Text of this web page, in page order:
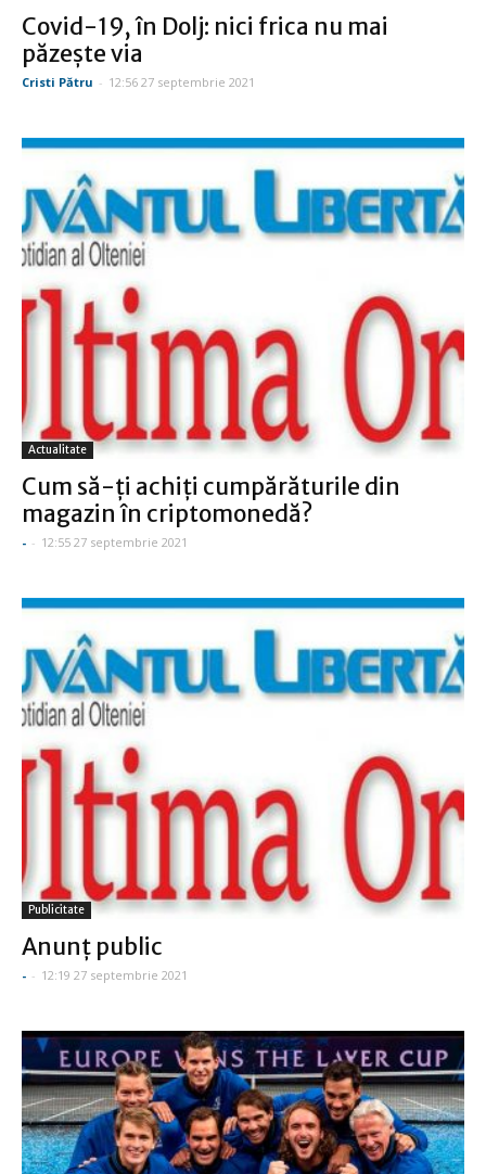
Covid-19, în Dolj: nici frica nu mai
păzește via
Cristi Pătru - 12:56 27 septembrie 2021
Actualitate
Cum să-ţi achiţi cumpărăturile din
magazin în criptomonedă?
- - 12:55 27 septembrie 2021
Publicitate
Anunţ public
- - 12:19 27 septembrie 2021